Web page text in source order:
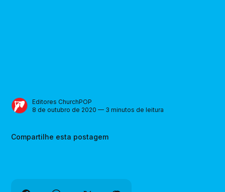
Editores ChurchPOP
8 de outubro de 2020 — 3 minutos de leitura
Compartilhe esta postagem